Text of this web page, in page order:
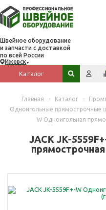
Швейное оборудование
и запчасти с доставкой
по всей России
Ижевск
Каталог
Поиск по
Главная - Каталог -
Одноигольные прямострочные
W Одноигольная
JACK JK-